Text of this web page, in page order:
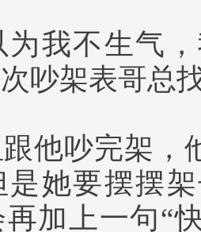
为我不生气
吵架表哥总
他吵完架，
是她要摆摆
加上一句“